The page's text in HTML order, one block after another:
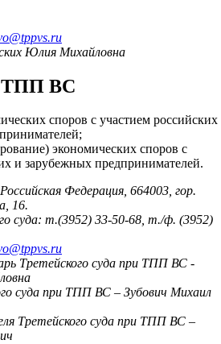
@tppvs.ru
Юлия Михайловна
ТПП ВС
споров с участием российских
экономических споров с
и зарубежных предпринимателей.
Федерация, 664003, гор.
16.
суда: т.(3952) 33-50-68, т./ф. (3952)
@tppvs.ru
Третейского суда при ТПП ВС -
суда при ТПП ВС – Зубович Михаил
Третейского суда при ТПП ВС –